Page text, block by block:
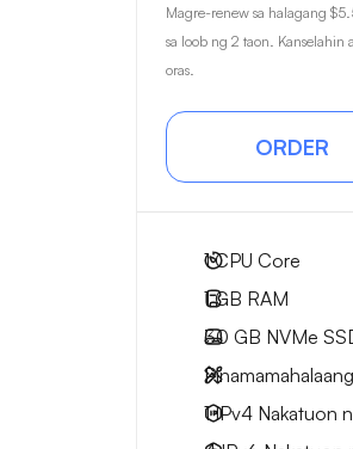
Magre-renew sa halagang
sa loob ng 2 taon. Kanselahin
oras.
ORDER
1CPU Core
1 GB RAM
30 GB NVMe
1 IPv4 Nakatuon